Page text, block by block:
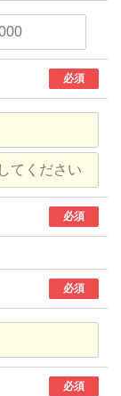
必須
必須
必須
必須